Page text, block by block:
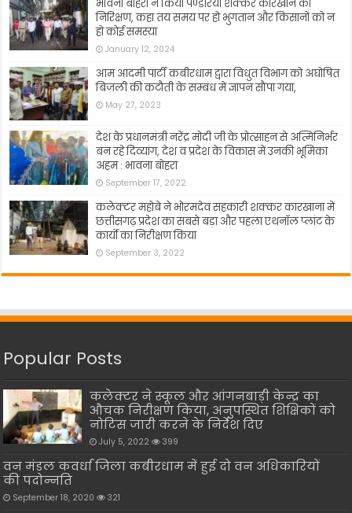
भावना बोहरा ने किया पण्डरिया शक्कर कारखाने का
निरिक्षण, कहा तय समय पर हो भुगतान और किसानों को न
हो कोई समस्या
January 12, 2024
आम आदमी पार्टी कबीरधाम द्वारा विधुत विभाग को अघोषित
बिजली की कटौती के सम्बंध में ज्ञापन सौंपा गया,
May 27, 2023
देश के प्रधानमंत्री नरेंद्र मोदी जी के प्रोत्साहन से अत्मिनिर्भर
बन रहे दिव्यांग, देश व प्रदेश के विकास में उनकी भूमिका
अहम : भावना बोहरा
September 17, 2022
कलेक्टर महोबे ने भोरमदेव सहकारी शक्कर कारखाना में
छत्तीसगढ़ प्रदेश का सबसे बड़ा और पहला एथनॉल प्लांट के
कार्यो का निरीक्षण किया
September 3, 2022
Popular Posts
कलेक्टर ने स्कूल और आंगनबाड़ी केन्द्र का
औचक निरीक्षण किया, अनुपस्थित शिक्षिकों को
नोटिस जारी करने के निर्देश दिए
July 5, 2022 399
वन मंडल कवर्धा जिला कबीरधाम में हुई दो वन अधिकारियों
की पदोन्नति
September 18, 2020 321